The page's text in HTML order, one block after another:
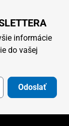
informácie
do vašej
Odoslať